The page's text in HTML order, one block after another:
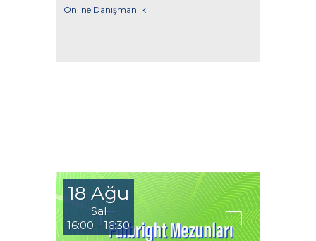
Online Danışmanlık
18 Ağu
Sal
16:00 - 16:30